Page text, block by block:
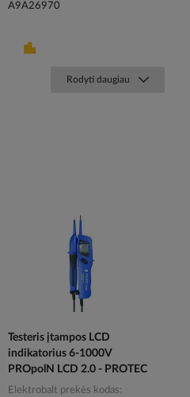
A9A26970
Rodyti daugiau
Testeris įtampos LCD
indikatorius 6-1000V
PROpolN LCD 2.0 - PROTEC
Elektrobalt prekės kodas